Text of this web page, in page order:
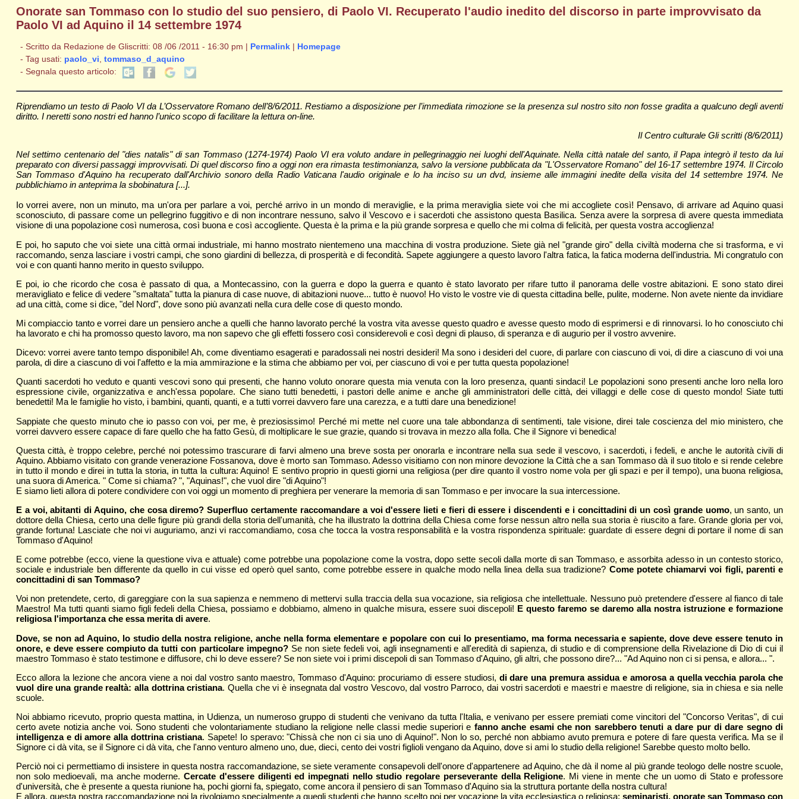
Onorate san Tommaso con lo studio del suo pensiero, di Paolo VI. Recuperato l'audio inedito del discorso in parte improvvisato da
Paolo VI ad Aquino il 14 settembre 1974
- Scritto da Redazione de Gliscritti: 08 /06 /2011 - 16:30 pm | Permalink| Homepage
- Tag usati: paolo_vi tommaso_d_aquino
- Segnala questo articolo:
Riprendiamo un testo di Paolo VI da L’Osservatore Romano dell’8/6/2011. Restiamo a disposizione per l’immediata rimozione se la presenza sul nostro sito non fosse gradita a qualcuno degli aventi
diritto. I neretti sono nostri ed hanno l’unico scopo di facilitare la lettura on-line.
Il Centro culturale Gli scritti (8/6/2011)
Nel settimo centenario del "dies natalis" di san Tommaso (1274-1974) Paolo VI era voluto andare in pellegrinaggio nei luoghi dell'Aquinate. Nella città natale del santo, il Papa integrò il testo da lui
preparato con diversi passaggi improvvisati. Di quel discorso fino a oggi non era rimasta testimonianza, salvo la versione pubblicata da "L'Osservatore Romano" del 16-17 settembre 1974. Il Circolo
San Tommaso d'Aquino ha recuperato dall'Archivio sonoro della Radio Vaticana l'audio originale e lo ha inciso su un dvd, insieme alle immagini inedite della visita del 14 settembre 1974. Ne
pubblichiamo in anteprima la sbobinatura [...].
Io vorrei avere, non un minuto, ma un'ora per parlare a voi, perché arrivo in un mondo di meraviglie, e la prima meraviglia siete voi che mi accogliete così! Pensavo, di arrivare ad Aquino quasi
sconosciuto, di passare come un pellegrino fuggitivo e di non incontrare nessuno, salvo il Vescovo e i sacerdoti che assistono questa Basilica. Senza avere la sorpresa di avere questa immediata
visione di una popolazione così numerosa, così buona e così accogliente. Questa è la prima e la più grande sorpresa e quello che mi colma di felicità, per questa vostra accoglienza!
E poi, ho saputo che voi siete una città ormai industriale, mi hanno mostrato nientemeno una macchina di vostra produzione. Siete già nel "grande giro" della civiltà moderna che si trasforma, e vi
raccomando, senza lasciare i vostri campi, che sono giardini di bellezza, di prosperità e di fecondità. Sapete aggiungere a questo lavoro l'altra fatica, la fatica moderna dell'industria. Mi congratulo con
voi e con quanti hanno merito in questo sviluppo.
E poi, io che ricordo che cosa è passato di qua, a Montecassino, con la guerra e dopo la guerra e quanto è stato lavorato per rifare tutto il panorama delle vostre abitazioni. E sono stato direi
meravigliato e felice di vedere "smaltata" tutta la pianura di case nuove, di abitazioni nuove... tutto è nuovo! Ho visto le vostre vie di questa cittadina belle, pulite, moderne. Non avete niente da invidiare
ad una città, come si dice, "del Nord", dove sono più avanzati nella cura delle cose di questo mondo.
Mi compiaccio tanto e vorrei dare un pensiero anche a quelli che hanno lavorato perché la vostra vita avesse questo quadro e avesse questo modo di esprimersi e di rinnovarsi. Io ho conosciuto chi
ha lavorato e chi ha promosso questo lavoro, ma non sapevo che gli effetti fossero così considerevoli e così degni di plauso, di speranza e di augurio per il vostro avvenire.
Dicevo: vorrei avere tanto tempo disponibile! Ah, come diventiamo esagerati e paradossali nei nostri desideri! Ma sono i desideri del cuore, di parlare con ciascuno di voi, di dire a ciascuno di voi una
parola, di dire a ciascuno di voi l'affetto e la mia ammirazione e la stima che abbiamo per voi, per ciascuno di voi e per tutta questa popolazione!
Quanti sacerdoti ho veduto e quanti vescovi sono qui presenti, che hanno voluto onorare questa mia venuta con la loro presenza, quanti sindaci! Le popolazioni sono presenti anche loro nella loro
espressione civile, organizzativa e anch'essa popolare. Che siano tutti benedetti, i pastori delle anime e anche gli amministratori delle città, dei villaggi e delle cose di questo mondo! Siate tutti
benedetti! Ma le famiglie ho visto, i bambini, quanti, quanti, e a tutti vorrei davvero fare una carezza, e a tutti dare una benedizione!
Sappiate che questo minuto che io passo con voi, per me, è preziosissimo! Perché mi mette nel cuore una tale abbondanza di sentimenti, tale visione, direi tale coscienza del mio ministero, che
vorrei davvero essere capace di fare quello che ha fatto Gesù, di moltiplicare le sue grazie, quando si trovava in mezzo alla folla. Che il Signore vi benedica!
Questa città, è troppo celebre, perché noi potessimo trascurare di farvi almeno una breve sosta per onorarla e incontrare nella sua sede il vescovo, i sacerdoti, i fedeli, e anche le autorità civili di
Aquino. Abbiamo visitato con grande venerazione Fossanova, dove è morto san Tommaso. Adesso visitiamo con non minore devozione la Città che a san Tommaso dà il suo titolo e si rende celebre
in tutto il mondo e direi in tutta la storia, in tutta la cultura: Aquino! E sentivo proprio in questi giorni una religiosa (per dire quanto il vostro nome vola per gli spazi e per il tempo), una buona religiosa,
una suora di America. " Come si chiama? ", "Aquinas!", che vuol dire "di Aquino"!
E siamo lieti allora di potere condividere con voi oggi un momento di preghiera per venerare la memoria di san Tommaso e per invocare la sua intercessione.
E a voi, abitanti di Aquino, che cosa diremo? Superfluo certamente raccomandare a voi d'essere lieti e fieri di essere i discendenti e i concittadini di un così grande uomo, un santo, un
dottore della Chiesa, certo una delle figure più grandi della storia dell'umanità, che ha illustrato la dottrina della Chiesa come forse nessun altro nella sua storia è riuscito a fare. Grande gloria per voi,
grande fortuna! Lasciate che noi vi auguriamo, anzi vi raccomandiamo, cosa che tocca la vostra responsabilità e la vostra rispondenza spirituale: guardate di essere degni di portare il nome di san
Tommaso d'Aquino!
E come potrebbe (ecco, viene la questione viva e attuale) come potrebbe una popolazione come la vostra, dopo sette secoli dalla morte di san Tommaso, e assorbita adesso in un contesto storico,
sociale e industriale ben differente da quello in cui visse ed operò quel santo, come potrebbe essere in qualche modo nella linea della sua tradizione? Come potete chiamarvi voi figli, parenti e
concittadini di san Tommaso?
Voi non pretendete, certo, di gareggiare con la sua sapienza e nemmeno di mettervi sulla traccia della sua vocazione, sia religiosa che intellettuale. Nessuno può pretendere d'essere al fianco di tale
Maestro! Ma tutti quanti siamo figli fedeli della Chiesa, possiamo e dobbiamo, almeno in qualche misura, essere suoi discepoli! E questo faremo se daremo alla nostra istruzione e formazione
religiosa l'importanza che essa merita di avere.
Dove, se non ad Aquino, lo studio della nostra religione, anche nella forma elementare e popolare con cui lo presentiamo, ma forma necessaria e sapiente, dove deve essere tenuto in
onore, e deve essere compiuto da tutti con particolare impegno? Se non siete fedeli voi, agli insegnamenti e all'eredità di sapienza, di studio e di comprensione della Rivelazione di Dio di cui il
maestro Tommaso è stato testimone e diffusore, chi lo deve essere? Se non siete voi i primi discepoli di san Tommaso d'Aquino, gli altri, che possono dire?... "Ad Aquino non ci si pensa, e allora... ".
Ecco allora la lezione che ancora viene a noi dal vostro santo maestro, Tommaso d'Aquino: procuriamo di essere studiosi, di dare una premura assidua e amorosa a quella vecchia parola che
vuol dire una grande realtà: alla dottrina cristiana. Quella che vi è insegnata dal vostro Vescovo, dal vostro Parroco, dai vostri sacerdoti e maestri e maestre di religione, sia in chiesa e sia nelle
scuole.
Noi abbiamo ricevuto, proprio questa mattina, in Udienza, un numeroso gruppo di studenti che venivano da tutta l'Italia, e venivano per essere premiati come vincitori del "Concorso Veritas", di cui
certo avete notizia anche voi. Sono studenti che volontariamente studiano la religione nelle classi medie superiori e fanno anche esami che non sarebbero tenuti a dare pur di dare segno di
intelligenza e di amore alla dottrina cristiana. Sapete! Io speravo: "Chissà che non ci sia uno di Aquino!". Non lo so, perché non abbiamo avuto premura e potere di fare questa verifica. Ma se il
Signore ci dà vita, se il Signore ci dà vita, che l'anno venturo almeno uno, due, dieci, cento dei vostri figlioli vengano da Aquino, dove si ami lo studio della religione! Sarebbe questo molto bello.
Perciò noi ci permettiamo di insistere in questa nostra raccomandazione, se siete veramente consapevoli dell'onore d'appartenere ad Aquino, che dà il nome al più grande teologo delle nostre scuole,
non solo medioevali, ma anche moderne.Cercate d'essere diligenti ed impegnati nello studio regolare perseverante della Religione. Mi viene in mente che un uomo di Stato e professore
d'università, che è presente a questa riunione ha, pochi giorni fa, spiegato, come ancora il pensiero di san Tommaso d'Aquino sia la struttura portante della nostra cultura!
E allora, questa nostra raccomandazione noi la rivolgiamo specialmente a quegli studenti che hanno scelto poi per vocazione la vita ecclesiastica o religiosa: seminaristi, onorate san Tommaso con